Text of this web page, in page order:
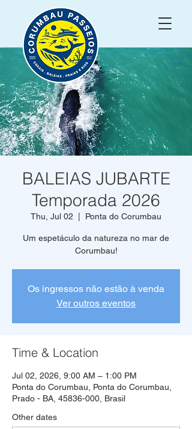
BALEIAS JUBARTE
Temporada 2026
Thu, Jul 02 Ponta do Corumbau
Um espetáculo da natureza no mar de
Corumbau!
Os ingressos não estão à venda
Ver outros eventos
Time & Location
Jul 02, 2026, 9:00 AM – 1:00 PM
Ponta do Corumbau, Ponta do Corumbau,
Prado - BA, 45836-000, Brasil
Other dates